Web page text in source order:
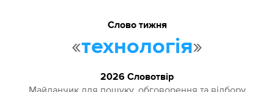
Слово тижня
«технологія»
2026 Словотвір
Майданчик для пошуку, обговорення та відбору